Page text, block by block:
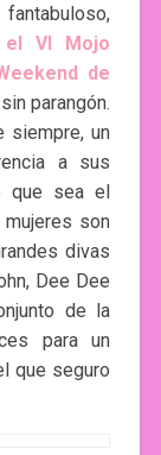
el VI Mojo
de
parangón.
siempre, un
a sus
que sea el
son
divas
Dee Dee
de la
para un
que seguro